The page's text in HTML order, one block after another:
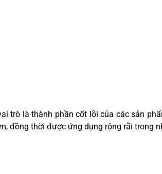
trò là thành phần cốt lõi của các sản
đồng thời được ứng dụng rộng rãi trong